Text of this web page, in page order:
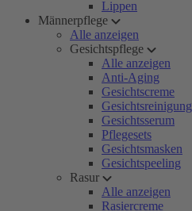
Lippen
Männerpflege
Alle anzeigen
Gesichtspflege
Alle anzeigen
Anti-Aging
Gesichtscreme
Gesichtsreinigung
Gesichtsserum
Pflegesets
Gesichtsmasken
Gesichtspeeling
Rasur
Alle anzeigen
Rasiercreme